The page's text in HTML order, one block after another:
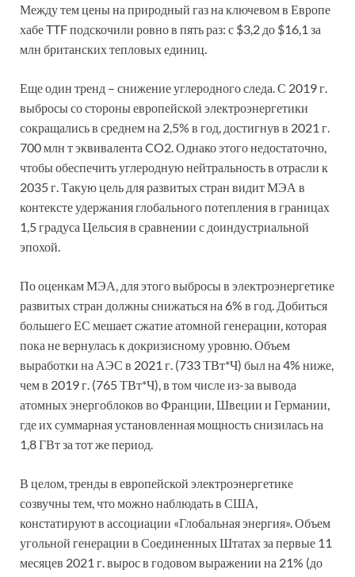
Между тем цены на природный газ на ключевом в Европе
хабе TTF подскочили ровно в пять раз: с $3,2 до $16,1 за
млн британских тепловых единиц.
Еще один тренд – снижение углеродного следа. С 2019 г.
выбросы со стороны европейской электроэнергетики
сокращались в среднем на 2,5% в год, достигнув в 2021 г.
700 млн т эквивалента CO2. Однако этого недостаточно,
чтобы обеспечить углеродную нейтральность в отрасли к
2035 г. Такую цель для развитых стран видит МЭА в
контексте удержания глобального потепления в границах
1,5 градуса Цельсия в сравнении с доиндустриальной
эпохой.
По оценкам МЭА, для этого выбросы в электроэнергетике
развитых стран должны снижаться на 6% в год. Добиться
большего ЕС мешает сжатие атомной генерации, которая
пока не вернулась к докризисному уровню. Объем
выработки на АЭС в 2021 г. (733 ТВт*Ч) был на 4% ниже,
чем в 2019 г. (765 ТВт*Ч), в том числе из-за вывода
атомных энергоблоков во Франции, Швеции и Германии,
где их суммарная установленная мощность снизилась на
1,8 ГВт за тот же период.
В целом, тренды в европейской электроэнергетике
созвучны тем, что можно наблюдать в США,
констатируют в ассоциации «Глобальная энергия». Объем
угольной генерации в Соединенных Штатах за первые 11
месяцев 2021 г. вырос в годовом выражении на 21% (до